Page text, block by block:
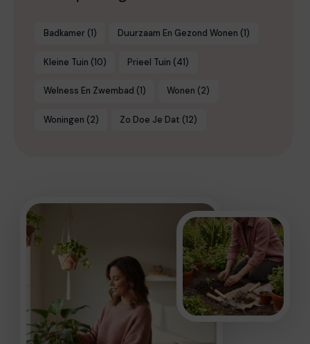
Badkamer(1) Duurzaam En Gezond Wonen (1)
Kleine Tuin (10) Prieel Tuin (41)
Welness En Zwembad (1) Wonen (2)
Woningen (2) Zo Doe Je Dat (12)